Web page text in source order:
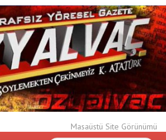
Masaüstü Site Görünümü